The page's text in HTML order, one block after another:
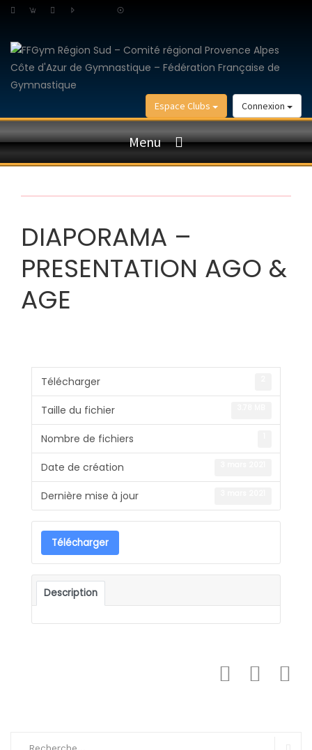
Connexion
Espace Clubs
Menu
DIAPORAMA –
PRESENTATION AGO &
AGE
Télécharger
Taille du fichier
Nombre de fichiers
Date de création
Dernière mise à jour
Télécharger
Description